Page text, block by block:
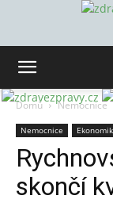
Domů Nemocnice
Nemocnice
skončí